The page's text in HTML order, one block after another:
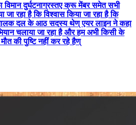
विमान दुर्घटनाग्रस्तए क्रू मेंबर समेत सभी
जा रहा है कि विश्वास किया जा रहा है कि
दल के आठ सदस्य थेण् एयर लाइन ने कहा
चलाया जा रहा है और हम अभी किसी के
की पुष्टि नहीं कर रहे हैण्